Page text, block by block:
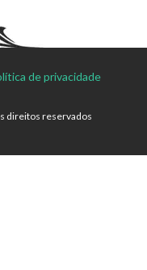
de privacidade
direitos reservados